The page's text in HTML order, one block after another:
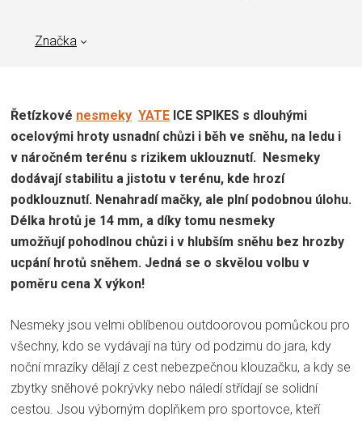
Značka
Řetízkové nesmeky YATE ICE SPIKES s dlouhými
ocelovými hroty usnadní chůzi i běh ve sněhu, na ledu i
v náročném terénu s rizikem uklouznutí. Nesmeky
dodávají stabilitu a jistotu v terénu, kde hrozí
podklouznutí. Nenahradí mačky, ale plní podobnou úlohu.
Délka hrotů je 14 mm, a díky tomu nesmeky
umožňují pohodlnou chůzi i v hlubším sněhu bez hrozby
ucpání hrotů sněhem. Jedná se o skvělou volbu v
poměru cena X výkon!
Nesmeky jsou velmi oblíbenou outdoorovou pomůckou pro
všechny, kdo se vydávají na túry od podzimu do jara, kdy
noční mrazíky dělají z cest nebezpečnou klouzačku, a kdy se
zbytky sněhové pokrývky nebo náledí střídají se solidní
cestou. Jsou výborným doplňkem pro sportovce, kteří